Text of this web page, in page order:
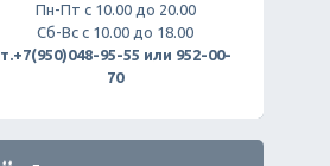
Пн-Пт с 10.00 до 20.00
Сб-Вс с 10.00 до 18.00
т.+7(950)048-95-55 или 952-00-
70